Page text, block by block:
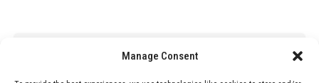
Manage Consent